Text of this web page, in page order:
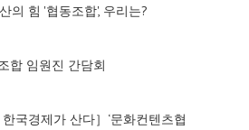
의 힘 '협동조합', 우리는?
합 임원진 간담회
국경제가 산다］‘문화컨텐츠협